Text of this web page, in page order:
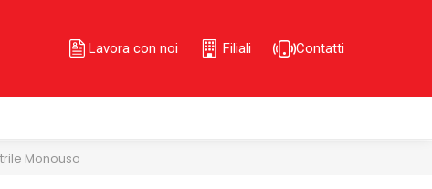
Lavora con noi Filiali Contatti
Monouso